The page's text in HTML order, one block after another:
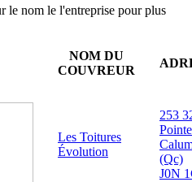
le nom le l'entreprise pour plus
NOM DU
COUVREUR
Les Toitures
Évolution
253
(Qc)
J0N